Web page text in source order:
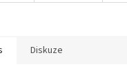
Diskuze